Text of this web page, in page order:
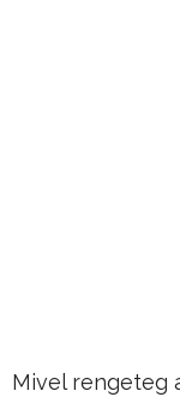
Mivel rengeteg